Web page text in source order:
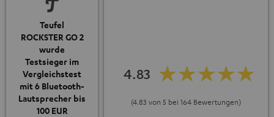
Teufel
ROCKSTER GO 2
wurde
Testsieger im
Vergleichstest
mit 6 Bluetooth-
Lautsprecher bis
100 EUR
4.83
(4.83 von 5 bei 164 Bewertungen)